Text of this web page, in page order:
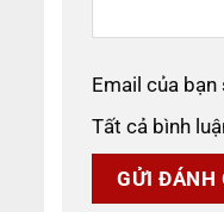
Email của
Tất cả bình